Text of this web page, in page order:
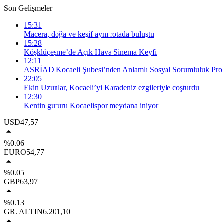
Son Gelişmeler
15:31
Macera, doğa ve keşif aynı rotada buluştu
15:28
Köşklüçeşme’de Açık Hava Sinema Keyfi
12:11
ASRİAD Kocaeli Şubesi’nden Anlamlı Sosyal Sorumluluk
22:05
Ekin Uzunlar, Kocaeli’yi Karadeniz ezgileriyle coşturdu
12:30
Kentin gururu Kocaelispor meydana iniyor
USD47,57
%0.06
EURO54,77
%0.05
GBP63,97
%0.13
GR. ALTIN6.201,10